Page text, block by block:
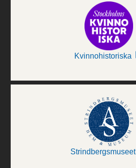
Kvinnohistoriska
Strindbergsmuseet